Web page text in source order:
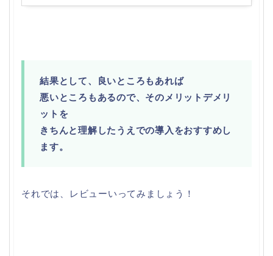
結果として、良いところもあれば
悪いところもあるので、そのメリットデメリ
ットを
きちんと理解したうえでの導入をおすすめし
ます。
それでは、レビューいってみましょう！